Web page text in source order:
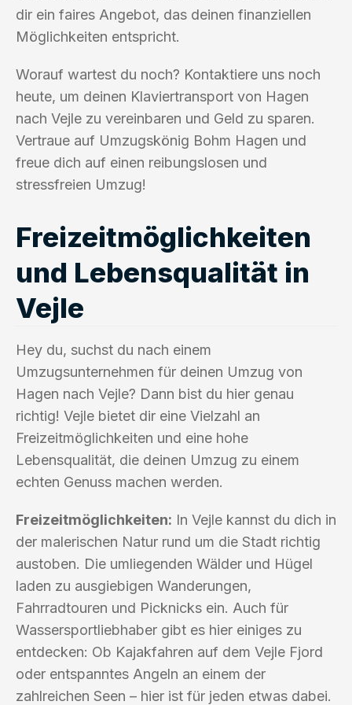
dir ein faires Angebot, das deinen finanziellen
Möglichkeiten entspricht.
Worauf wartest du noch? Kontaktiere uns noch
heute, um deinen Klaviertransport von Hagen
nach Vejle zu vereinbaren und Geld zu sparen.
Vertraue auf Umzugskönig Bohm Hagen und
freue dich auf einen reibungslosen und
stressfreien Umzug!
Freizeitmöglichkeiten
und Lebensqualität in
Vejle
Hey du, suchst du nach einem
Umzugsunternehmen für deinen Umzug von
Hagen nach Vejle? Dann bist du hier genau
richtig! Vejle bietet dir eine Vielzahl an
Freizeitmöglichkeiten und eine hohe
Lebensqualität, die deinen Umzug zu einem
echten Genuss machen werden.
Freizeitmöglichkeiten: In Vejle kannst du dich in
der malerischen Natur rund um die Stadt richtig
austoben. Die umliegenden Wälder und Hügel
laden zu ausgiebigen Wanderungen,
Fahrradtouren und Picknicks ein. Auch für
Wassersportliebhaber gibt es hier einiges zu
entdecken: Ob Kajakfahren auf dem Vejle Fjord
oder entspanntes Angeln an einem der
zahlreichen Seen – hier ist für jeden etwas dabei.